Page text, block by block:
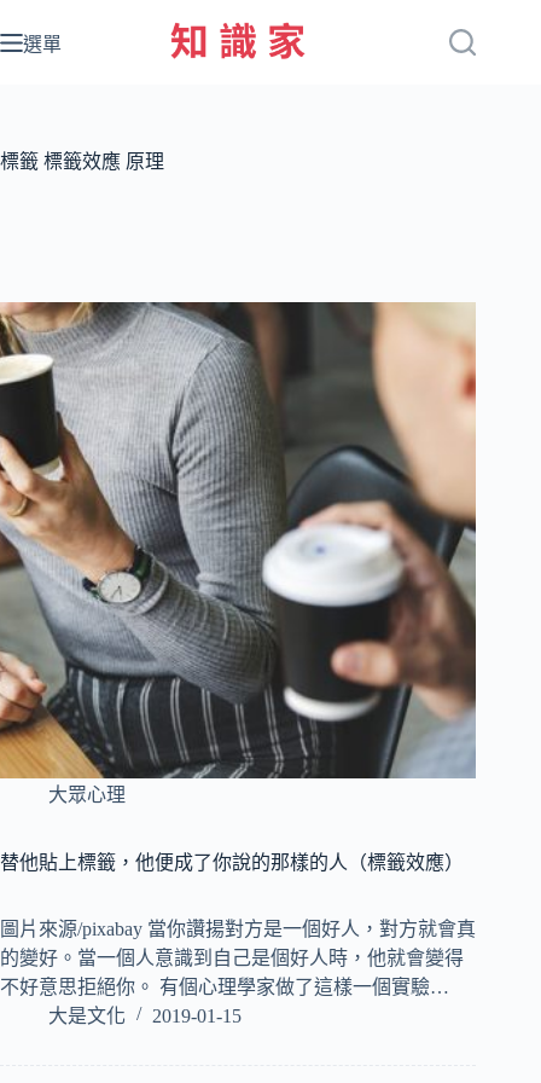
至
容
選單
標籤 標籤效應 原理
大眾心理
替他貼上標籤，他便成了你說的那樣的人（標籤效應）
圖片來源/pixabay 當你讚揚對方是一個好人，對方就會真
的變好。當一個人意識到自己是個好人時，他就會變得
不好意思拒絕你。 有個心理學家做了這樣一個實驗…
大是文化
2019-01-15